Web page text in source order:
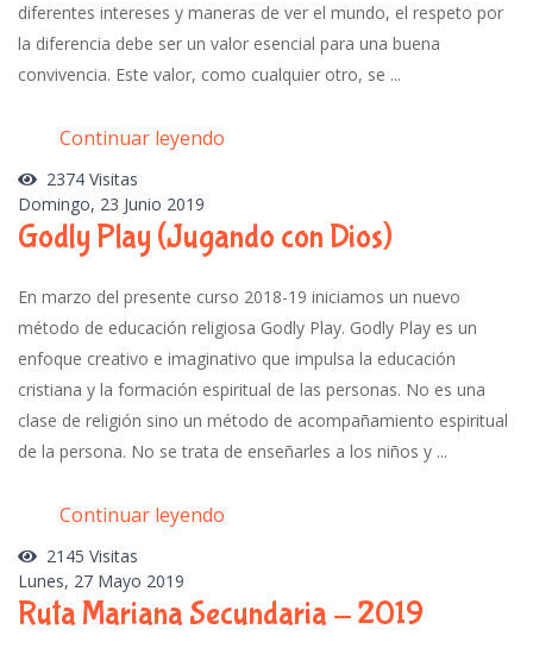
diferentes intereses y maneras de ver el mundo, el respeto por
la diferencia debe ser un valor esencial para una buena
convivencia. Este valor, como cualquier otro, se ...
Continuar leyendo
2374 Visitas
Domingo, 23 Junio 2019
Godly Play (Jugando con Dios)
En marzo del presente curso 2018-19 iniciamos un nuevo
método de educación religiosa Godly Play. Godly Play es un
enfoque creativo e imaginativo que impulsa la educación
cristiana y la formación espiritual de las personas. No es una
clase de religión sino un método de acompañamiento espiritual
de la persona. No se trata de enseñarles a los niños y ...
Continuar leyendo
2145 Visitas
Lunes, 27 Mayo 2019
Ruta Mariana Secundaria - 2019